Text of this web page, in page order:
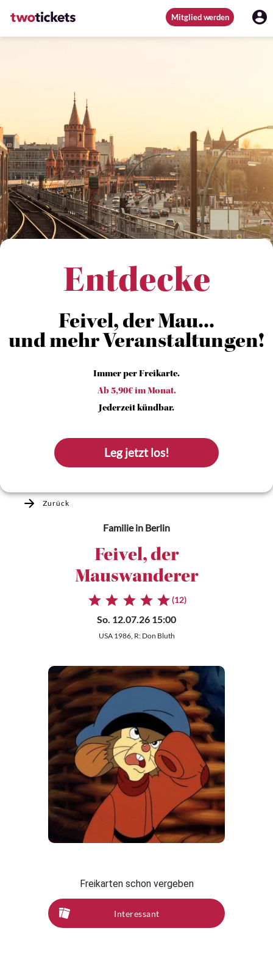
Mitglied werden
Entdecke
Feivel, der Mau...
und mehr Veranstaltungen!
Immer per Freikarte.
Ab 5,90€ im Monat.
Jederzeit kündbar.
Leg jetzt los!
Zurück
Familiein Berlin
Feivel, der
Mauswanderer
(12)
So. 12.07.26 15:00
USA 1986, R: Don Bluth
Freikarten schon vergeben
Interessant